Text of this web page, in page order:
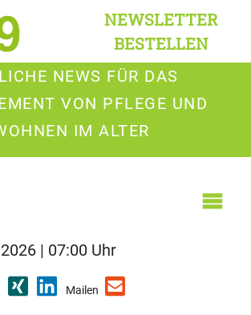
NEWSLETTER
BESTELLEN
NEWS FÜR DAS
VON PFLEGE UND
IM ALTER
| 07:00 Uhr
Mailen